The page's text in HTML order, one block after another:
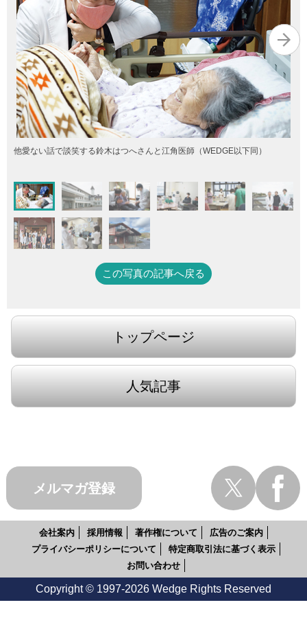
他愛ない話で談笑する鈴木はつへさんと江角医師（WEDGE以下同）
この写真の記事へ戻る
トップページ
人気記事
メルマガ登録
会社案内 採用情報 著作権について
広告のご案内
プライバシーポリシーについて
特定商取引法に基づく表示
お問い合わせ
Copyright © 1997-2026 Wedge Rights Reserved